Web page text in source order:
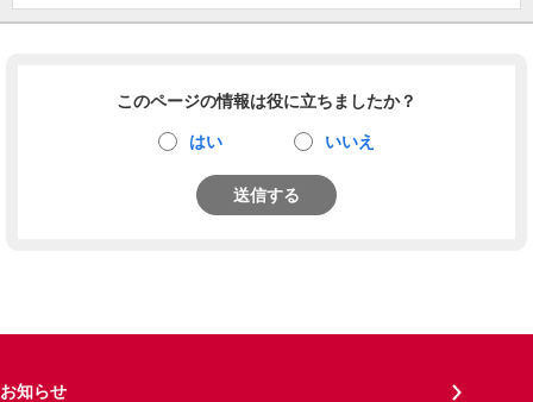
このページの情報は役に立ちましたか？
はい いいえ
送信する
お知らせ